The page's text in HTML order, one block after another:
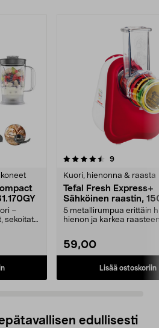
–
sekoitat
9arvostelut
Kuori, hienonna & raasta
Tefal Fresh Express+
Sähköinen raastin,
5 metallirumpua erittäin
hienon ja karkea
59,00
Lisää ostoskoriin
4.5 viidestä
edullisesti